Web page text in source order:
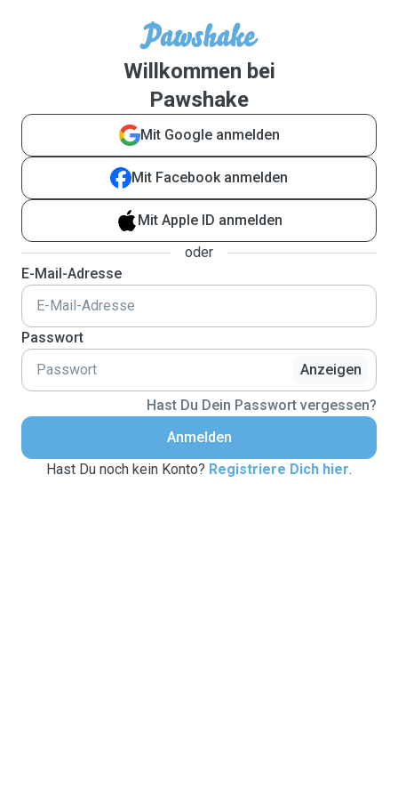
Willkommen bei
Pawshake
Mit Google anmelden
Mit Facebook anmelden
Mit Apple ID anmelden
oder
E-Mail-Adresse
Passwort
Anzeigen
Hast Du Dein Passwort vergessen?
Anmelden
Hast Du noch kein Konto? Registriere Dich hier.